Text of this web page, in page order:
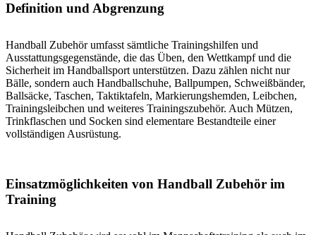
Definition und Abgrenzung
Handball Zubehör umfasst sämtliche Trainingshilfen und
Ausstattungsgegenstände, die das Üben, den Wettkampf und die
Sicherheit im Handballsport unterstützen. Dazu zählen nicht nur
Bälle, sondern auch Handballschuhe, Ballpumpen, Schweißbänder,
Ballsäcke, Taschen, Taktiktafeln, Markierungshemden, Leibchen,
Trainingsleibchen und weiteres Trainingszubehör. Auch Mützen,
Trinkflaschen und Socken sind elementare Bestandteile einer
vollständigen Ausrüstung.
Einsatzmöglichkeiten von Handball Zubehör im
Training